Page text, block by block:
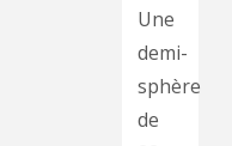
Une
demi-
sphère
de